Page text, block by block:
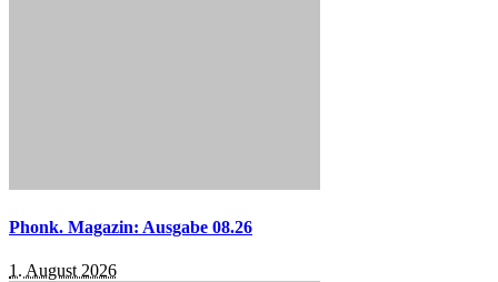
Phonk. Magazin: Ausgabe 08.26
1. August 2026